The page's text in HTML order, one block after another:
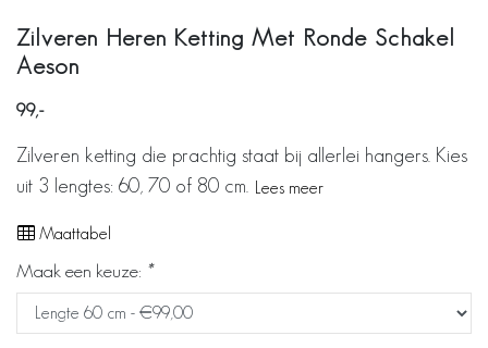
Zilveren Heren Ketting Met Ronde Schakel
Aeson
99
Zilveren ketting die prachtig staat bij allerlei hangers. Kies
uit 3 lengtes: 60, 70 of 80 cm. Lees meer
Maattabel
Maak een keuze: *